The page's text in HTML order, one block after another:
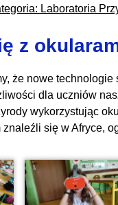
Laboratoria
z
że nowe
dla uczniów
wykorzystując
znaleźli się w Afryce,